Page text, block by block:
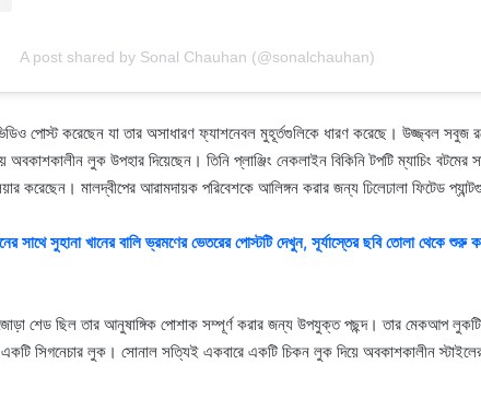
A post shared by Sonal Chauhan (@sonalchauhan)
পোস্ট করেছেন যা তার অসাধারণ ফ্যাশনেবল মুহূর্তগুলিকে ধারণ করেছে। উজ্জ্বল সবুজ
লুক উপহার দিয়েছেন। তিনি প্লাঞ্জিং নেকলাইন বিকিনি টপটি ম্যাচিং বটমের
করেছেন। মালদ্বীপের আরামদায়ক পরিবেশকে আলিঙ্গন করার জন্য ঢিলেঢালা ফিটেড
সাথে সুহানা খানের বালি ভ্রমণের ভেতরের পোস্টটি দেখুন, সূর্যাস্তের ছবি তোলা থেকে
শেড ছিল তার আনুষাঙ্গিক পোশাক সম্পূর্ণ করার জন্য উপযুক্ত পছন্দ। তার মেকআপ লুকটি
সিগনেচার লুক। সোনাল সত্যিই একবারে একটি চিকন লুক দিয়ে অবকাশকালীন